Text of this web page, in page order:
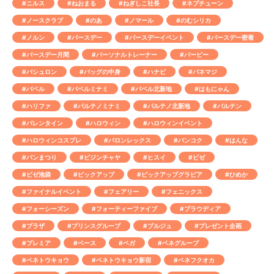
#ニルス #ねおまる #ねぎしこ社長 #ネプチューン
#ノースクラブ #のあ #ノマール #のむシリカ
#ノルン #バースデー #バースデーイベント #バースデー密着
#バースデー月間 #パーソナルトレーナー #バービー
#バシュロン #バッグの中身 #ハナビ #パネマジ
#バベル #バベルミナミ #バベル北新地 #はもにゃん
#ハリファ #パルテノミナミ #パルテノ北新地 #バルテン
#バレンタイン #ハロウィン #ハロウィンイベント
#ハロウィンコスプレ #バロンレックス #バンコク #はんな
#パンまつり #ビジンチャヤ #ヒスイ #ビゼ
#ビゼ池袋 #ピックアップ #ピックアップグラビア #ひめか
#ファイナルイベント #フェアリー #フェニックス
#フォーシーズン #フォーティーファイブ #プラウディア
#プラザ #プリンスグループ #ブルジュ #プレゼント企画
#プレミア #ベース #ベガ #ベネグループ
#ベネトウキョウ #ベネトウキョウ新宿 #ベネフクオカ